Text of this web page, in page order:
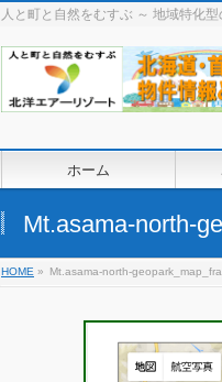
人と町と自然をむすぶ ～ 地域特化
ホーム
Mt.asama-north-
HOME » Mt.asama-north-